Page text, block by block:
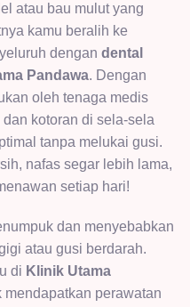
atau bau mulut yang
kamu beralih ke
dengan dental
Pandawa. Dengan
oleh tenaga medis
kotoran di sela-sela
tanpa melukai gusi.
nafas segar lebih lama,
setiap hari!
dan menyebabkan
atau gusi berdarah.
di Klinik Utama
mendapatkan perawatan